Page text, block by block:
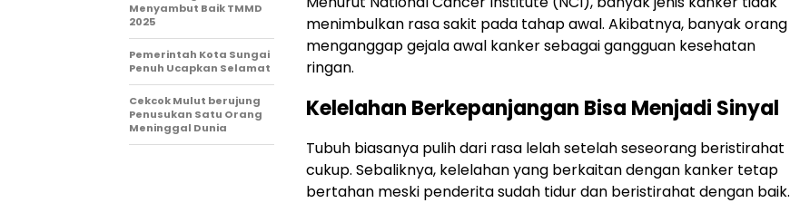
menimbulkan rasa sakit pada tahap awal. Akibatnya, banyak orang
menganggap gejala awal kanker sebagai gangguan kesehatan
ringan.
Kelelahan Berkepanjangan Bisa Menjadi Sinyal
Tubuh biasanya pulih dari rasa lelah setelah seseorang beristirahat
cukup. Sebaliknya, kelelahan yang berkaitan dengan kanker tetap
bertahan meski penderita sudah tidur dan beristirahat dengan baik.
Menyambut Baik TMMD
2025
Pemerintah Kota Sungai
Penuh Ucapkan Selamat
Cekcok Mulut berujung
Penusukan Satu Orang
Meninggal Dunia